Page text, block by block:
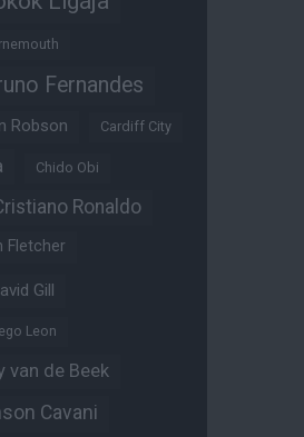
Fernandes
Robson Cardiff City
Chido Obi
Ronaldo
Fletcher
Gill
Leon
van de Beek
Cavani